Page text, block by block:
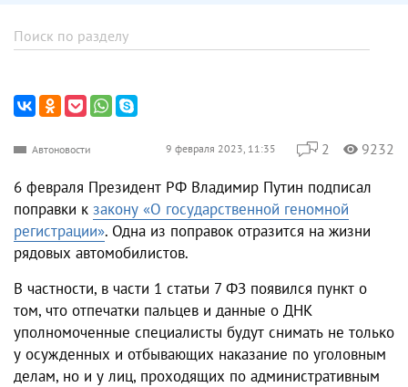
Автоновости 9 февраля 2023, 11:35 2 9232
6 февраля Президент РФ Владимир Путин подписал
поправки к закону «О государственной геномной
регистрации». Одна из поправок отразится на жизни
рядовых автомобилистов.
В частности, в части 1 статьи 7 ФЗ появился пункт о
том, что отпечатки пальцев и данные о ДНК
уполномоченные специалисты будут снимать не только
у осужденных и отбывающих наказание по уголовным
делам, но и у лиц, проходящих по административным